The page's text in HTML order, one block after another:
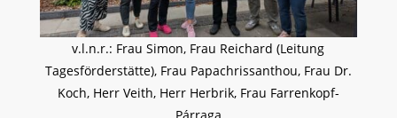
v.l.n.r.: Frau Simon, Frau Reichard (Leitung
Tagesförderstätte), Frau Papachrissanthou, Frau Dr.
Koch, Herr Veith, Herr Herbrik, Frau Farrenkopf-